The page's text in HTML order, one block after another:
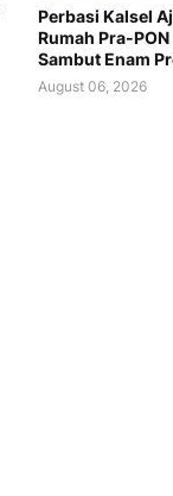
Perbasi Kalsel
Rumah Pra-
Sambut Enam
August 06, 2026